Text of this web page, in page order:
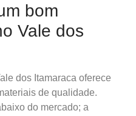
bom
Vale dos
dos Itamaraca oferece
de qualidade.
do mercado; a